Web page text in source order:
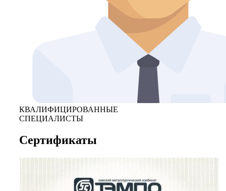
КВАЛИФИЦИРОВАННЫЕ
СПЕЦИАЛИСТЫ
Сертификаты